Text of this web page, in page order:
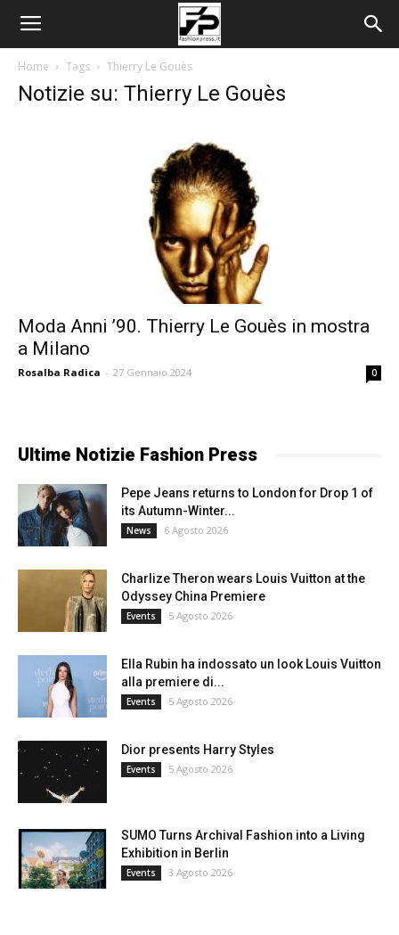
Home Tags Thierry Le Gouès
Notizie su: Thierry Le Gouès
Moda Anni ’90. Thierry Le Gouès in mostra
a Milano
Rosalba Radica - 27 Gennaio 2024 0
Ultime Notizie Fashion Press
Pepe Jeans returns to London for Drop 1 of
its Autumn-Winter...
News 6 Agosto 2026
Charlize Theron wears Louis Vuitton at the
Odyssey China Premiere
Events 5 Agosto 2026
Ella Rubin ha indossato un look Louis Vuitton
alla premiere di...
Events 5 Agosto 2026
Dior presents Harry Styles
Events 5 Agosto 2026
SUMO Turns Archival Fashion into a Living
Exhibition in Berlin
Events 3 Agosto 2026